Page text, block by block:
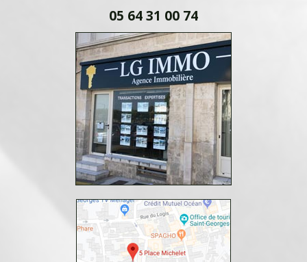
05 64 31 00 74